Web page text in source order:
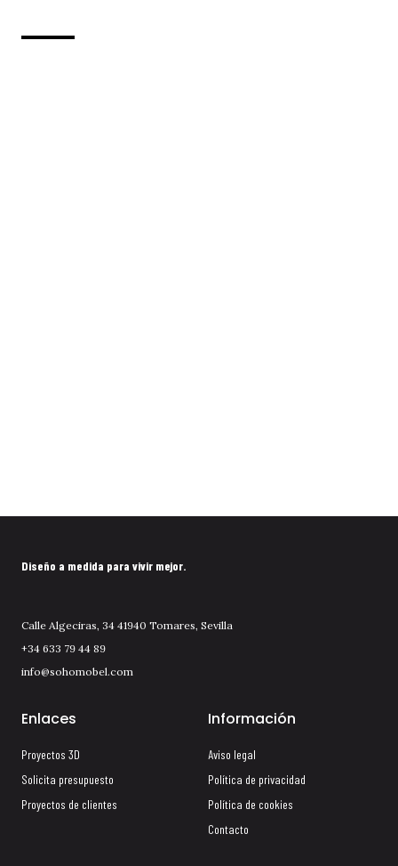
Diseño a medida para vivir mejor.
Calle Algeciras, 34 41940 Tomares, Sevilla
+34 633 79 44 89
info@sohomobel.com
Enlaces
Proyectos 3D
Solicita presupuesto
Proyectos de clientes
Información
Aviso legal
Política de privacidad
Política de cookies
Contacto